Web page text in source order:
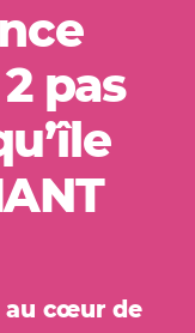
pas
au cœur de